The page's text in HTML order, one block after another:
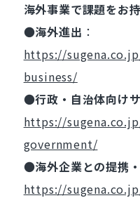
海外事業で課題をお
●海外進出 ：
https://
business/
●行政・自治体向け
https://
government/
●海外企業との提携
https://